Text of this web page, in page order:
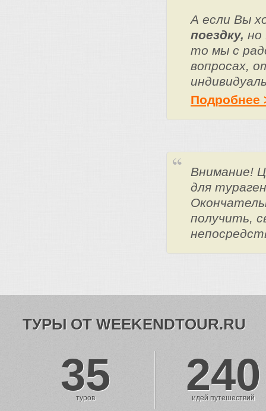
А если Вы
поездку, но
то мы с
вопросах,
Подробнее
Внимание!
для
получить,
ТУРЫ ОТ WEEKENDTOUR.RU
35
туров 240
идей путешествий